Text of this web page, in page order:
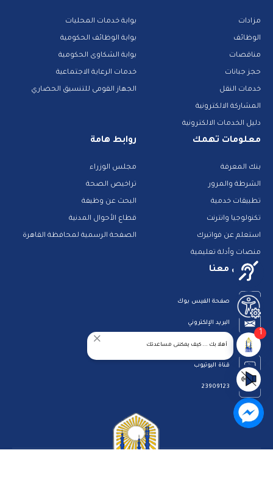
مزادات
الوظائف
مناقصات
حجز جبانات
خدمات النقل
المشاركة الالكترونية
دليل الخدمات الالكترونية
بوابة خدمات المحليات
بوابة الوظائف الحكومية
بوابة الشكاوى الحكومية
خدمات الرعاية الاجتماعية
الجهاز القومى للتنسيق الحضاري
معلومات تهمك
بنك المعرفة
الشرطة والمرور
تطبيقات خدمية
تكنولوجيا وانترنت
استعلم عن فواتيرك
منصات وأدلة تعليمية
روابط هامة
مجلس الوزراء
تراخيص الصحة
البحث عن وظيفة
قطاع الأحوال المدنية
الصفحة الرسمية لمحافظة القاهرة
تواصل معنا
صفحة الفيس بوك
البريد الإلكتروني
قناة الواتس اب
قناة اليوتيوب
23909123
أهلا بك ... كيف يمكننى مساعدتك
1